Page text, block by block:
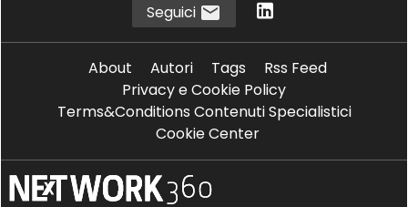
Seguici
About Autori Tags
Rss Feed
Privacy e Cookie Policy
Terms&Conditions Contenuti Specialistici
Cookie Center